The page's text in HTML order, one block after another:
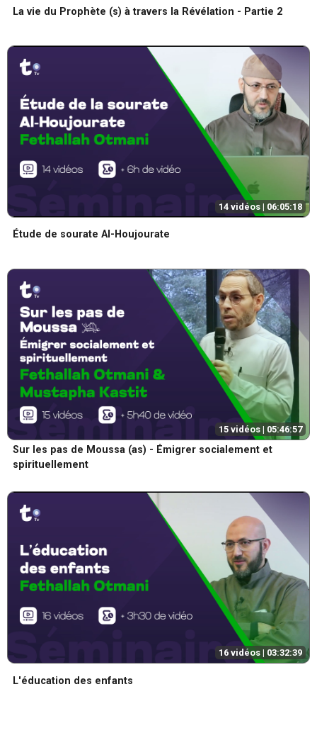
La vie du Prophète (s) à travers la Révélation - Partie 2
14 vidéos | 06:05:18
Étude de sourate Al-Houjourate
15 vidéos | 05:46:57
Sur les pas de Moussa (as) - Émigrer socialement et
spirituellement
16 vidéos | 03:32:39
L'éducation des enfants